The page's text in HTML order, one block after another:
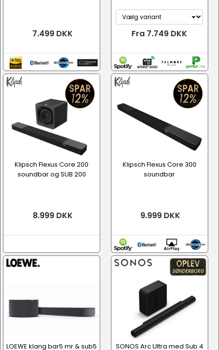
7.499 DKK Fra 7.749 DKK
Klipsch Flexus Core 200
soundbar og SUB 200
8.999 DKK
Klipsch Flexus Core 300
soundbar
9.999 DKK
LOEWE klang bar5 mr & sub5 SONOS Arc Ultra med Sub 4